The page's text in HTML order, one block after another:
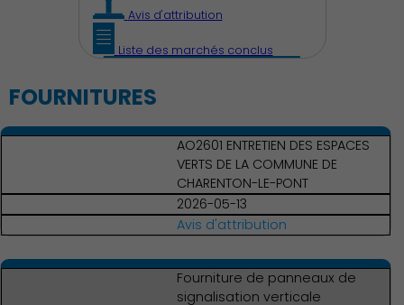
Avis d'attribution
Liste des marchés conclus
FOURNITURES
AO2601 ENTRETIEN DES ESPACES
VERTS DE LA COMMUNE DE
CHARENTON-LE-PONT
2026-05-13
Avis d'attribution
Fourniture de panneaux de
signalisation verticale